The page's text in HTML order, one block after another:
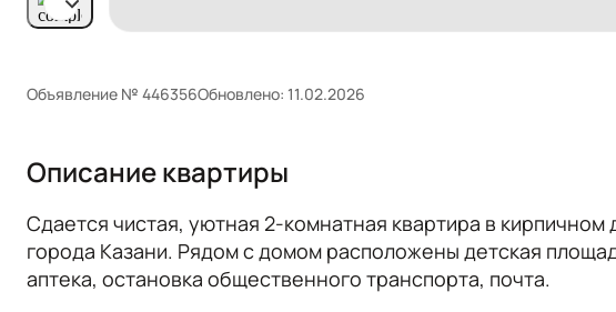
Объявление № 446356Обновлено: 11.02.2026
Описание квартиры
Сдается чистая, уютная 2-комнатная квартира в
города Казани. Рядом с домом расположены детская
аптека, остановка общественного транспорта, почта.